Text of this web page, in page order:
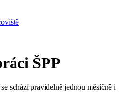
ŠPP
schází pravidelně jednou měsíčně i